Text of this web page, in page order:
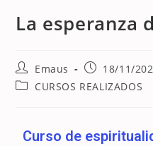
La esperanza
Emaus
18/11/
CURSOS REALIZADOS
Curso de